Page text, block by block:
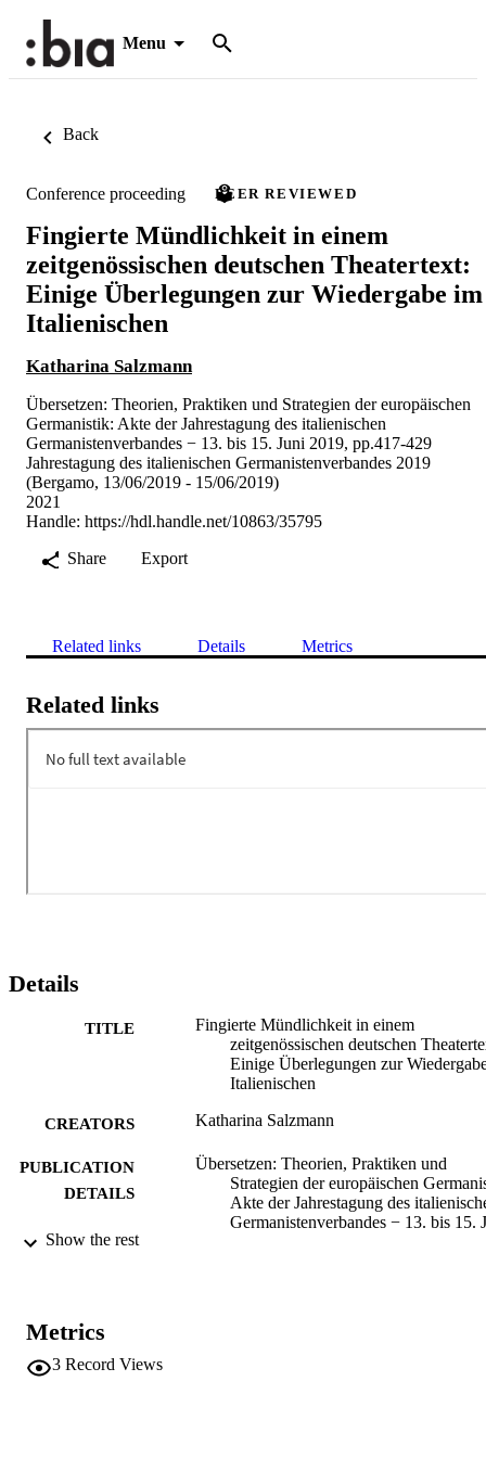
Menu
Back
Conference proceeding PEER REVIEWED
Fingierte Mündlichkeit in einem
zeitgenössischen deutschen Theatertext:
Einige Überlegungen zur Wiedergabe im
Italienischen
Katharina Salzmann
Übersetzen: Theorien, Praktiken und Strategien der europäischen
Germanistik: Akte der Jahrestagung des italienischen
Germanistenverbandes − 13. bis 15. Juni 2019, pp.417-429
Jahrestagung des italienischen Germanistenverbandes 2019
(Bergamo, 13/06/2019 - 15/06/2019)
2021
Handle: https://hdl.handle.net/10863/35795
Share
Export
Related links Details Metrics
Related links
Details
TITLE
Fingierte Mündlichkeit in einem
zeitgenössischen deutschen
Einige Überlegungen zur
Italienischen
CREATORS Katharina Salzmann
PUBLICATION
DETAILS
Übersetzen: Theorien, Praktiken und
Strategien der europäischen
Akte der Jahrestagung des
Germanistenverbandes − 13. bis 15.
ISBN
Show the rest
Metrics
3 Record Views